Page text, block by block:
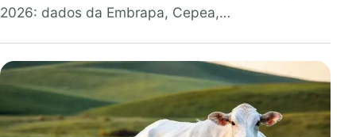
2026: dados da Embrapa, Cepea,…